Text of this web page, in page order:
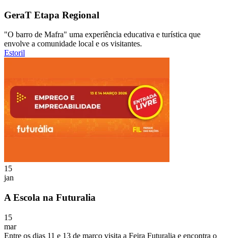
GeraT Etapa Regional
"O barro de Mafra" uma experiência educativa e turística que
envolve a comunidade local e os visitantes.
Estoril
15
jan
A Escola na Futuralia
15
mar
Entre os dias 11 e 13 de março visita a Feira Futuralia e encontra o